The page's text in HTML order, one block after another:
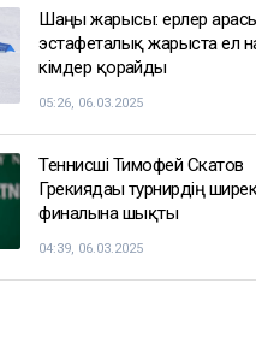
Шаңғы жарысы: ерлер
эстафеталық жарыста ел
кімдер қорғайды
05:26, 06.03.2025
Теннисші Тимофей Скатов
Грекиядағы турнирдің ширек
финалына шықты
04:39, 06.03.2025